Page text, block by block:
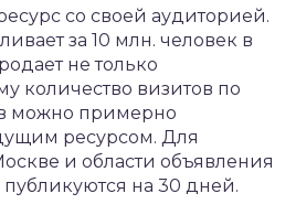
со своей аудиторией.
за 10 млн. человек в
не только
количество визитов по
можно примерно
ресурсом. Для
и области объявления
на 30 дней.